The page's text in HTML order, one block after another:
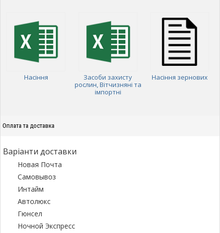
Насіння
Засоби захисту
рослин, Вітчизняні та
імпортні
Насіння зернових
Оплата та доставка
Варіанти доставки
Новая Почта
Самовывоз
Интайм
Автолюкс
Гюнсел
Ночной Экспресс